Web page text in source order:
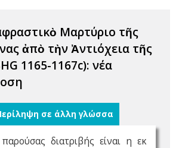
Μαρτύριο τῆς
ἀπὸ τὴν Ἀντιόχεια τῆς
1165-1167c): νέα
σε άλλη γλώσσα
διατριβής είναι η εκ